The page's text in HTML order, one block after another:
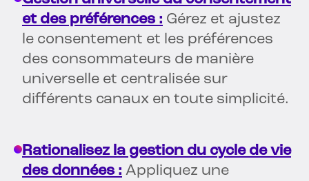
et des préférences : Gérez et ajustez
le consentement et les préférences
des consommateurs de manière
universelle et centralisée sur
différents canaux en toute simplicité.
Rationalisez la gestion du cycle de vie
des données : Appliquez une